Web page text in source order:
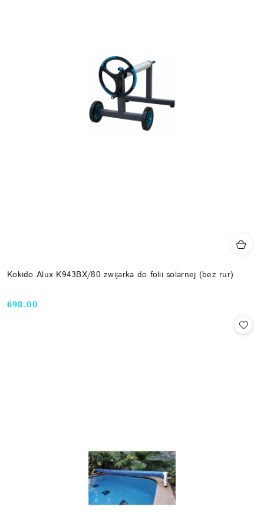
Kokido Alux K943BX/80 zwijarka do folii solarnej (bez rur)
Cena:
698.00